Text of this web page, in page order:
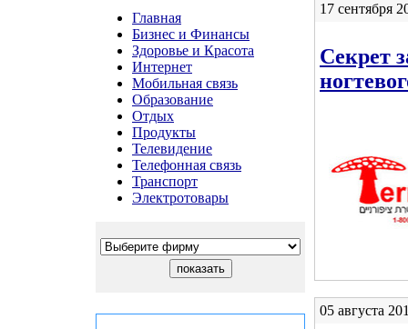
Главная
Бизнес и Финансы
Здоровье и Красота
Интернет
Мобильная связь
Образование
Отдых
Продукты
Телевидение
Телефонная связь
Транспорт
Электротовары
17 сентября
Секрет
05 августа